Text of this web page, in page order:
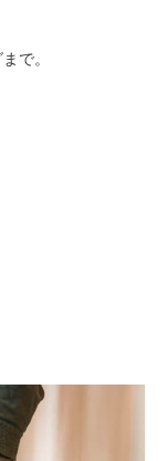
で。